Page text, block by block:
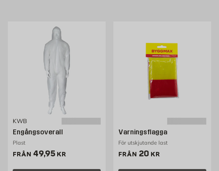
KWB
Engångsoverall
Plast
FRÅN Pris 49.95 kr
49,95 KR
Varningsflagga
För utskjutande last
FRÅN Pris 20 kr
20 KR